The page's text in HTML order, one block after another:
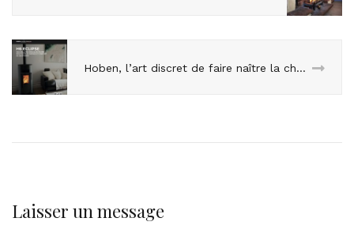
Hoben, l’art discret de faire naître la chaleur
Laisser un message